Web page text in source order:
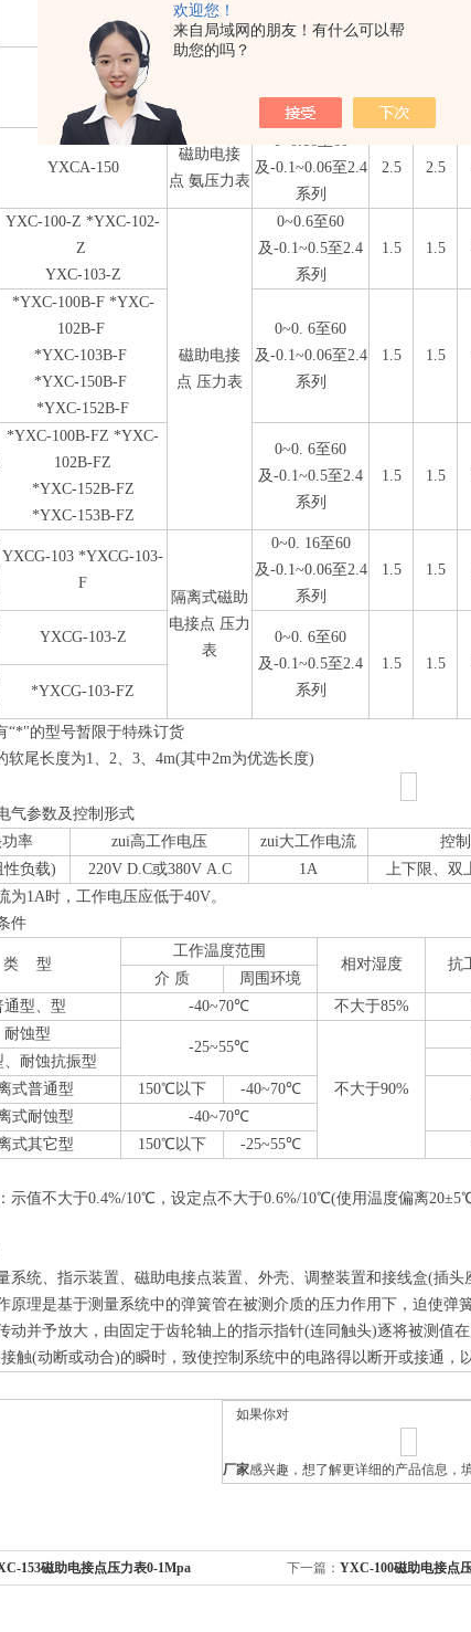
欢迎您！
来自局域网的朋友！有什么可以帮
助您的吗？
YXC-103
磁助电接点
压力表
系列
YXC-150
*YXC-153
列
YXCA-150
磁助电接
点 氨压力表
0~0.16至60
及-0.1~0.06至2.4
系列
2.5 2.5
YXC-100-Z *YXC-102-
Z
YXC-103-Z
磁助电接
点 压力表
0~0.6至60
及-0.1~0.5至2.4
系列
1.5 1.5
*YXC-100B-F *YXC-
102B-F
*YXC-103B-F
*YXC-150B-F
*YXC-152B-F
0~0. 6至60
及-0.1~0.06至2.4
系列
1.5 1.5
*YXC-100B-FZ *YXC-
102B-FZ
*YXC-152B-FZ
*YXC-153B-FZ
0~0. 6至60
及-0.1~0.5至2.4
系列
1.5 1.5
YXCG-103 *YXCG-103-
F
隔离式磁助
电接点 压力
表
0~0. 16至60
及-0.1~0.06至2.4
系列
1.5 1.5
YXCG-103-Z
0~0. 6至60
及-0.1~0.5至2.4
系列
1.5 1.5
*YXCG-103-FZ
“*"的型号暂限于特殊订货
软尾长度为1、2、3、4m(其中2m为优选长度)
气参数及控制形式
率
zui高工作电压 zui大工作电流
控
性负载)
220V D.C或380V A.C 1A
上下限、双
为1A时，工作电压应低于40V。
件
类 型
工作温度范围
相对湿度
抗
介 质
周围环境
通型、型
-40~70℃ 不大于85%
耐蚀型
-25~55℃
不大于90%
、耐蚀抗振型
式普通型
150℃ 以下 -40~70℃
式耐蚀型
-40~70℃
式其它型
150℃ 以下 -25~55℃
示值不大于0.4%/10℃ ，设定点不大于0.6%/10℃(使用温度偏离20±5
系统、指示装置、磁助电接点装置、外壳、调整装置和接线盒(插头
原理是基于测量系统中的弹簧管在被测介质的压力作用下，迫使
动并予放大，由固定于齿轮轴上的指示指针(连同触头)逐将被测值
触(动断或动合)的瞬时，致使控制系统中的电路得以断开或接通，
如果你对
厂家感兴趣，想了解更详细的产品信息，
153磁助电接点压力表0-1Mpa 下一篇： YXC-100磁助电接点